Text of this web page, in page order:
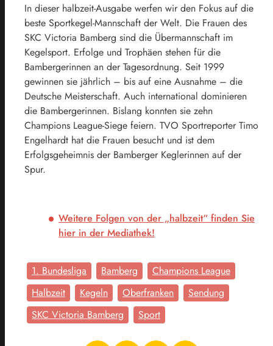
In dieser halbzeit-Ausgabe werfen wir den Fokus auf die
beste Sportkegel-Mannschaft der Welt. Die Frauen des
SKC Victoria Bamberg sind die Übermannschaft im
Kegelsport. Erfolge und Trophäen stehen für die
Bambergerinnen an der Tagesordnung. Seit 1999
gewinnen sie jährlich – bis auf eine Ausnahme – die
Deutsche Meisterschaft. Auch international dominieren
die Bambergerinnen. Bislang konnten sie zehn
Champions League-Siege feiern. TVO Sportreporter Timo
Engelhardt hat die Frauen besucht und ist dem
Erfolgsgeheimnis der Bamberger Keglerinnen auf der
Spur.
Weitere Folgen von der „halbzeit“ finden Sie
hier in der Mediathek!
1. Bundesliga Bamberg
Champions League
Halbzeit
Kegeln Oberfranken
Sendung
SKC Victoria Bamberg
Sport